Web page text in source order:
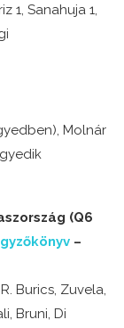
1, Sanahuja 1,
Molnár
(Q6
–
Burics, Zuvela,
Bruni, Di